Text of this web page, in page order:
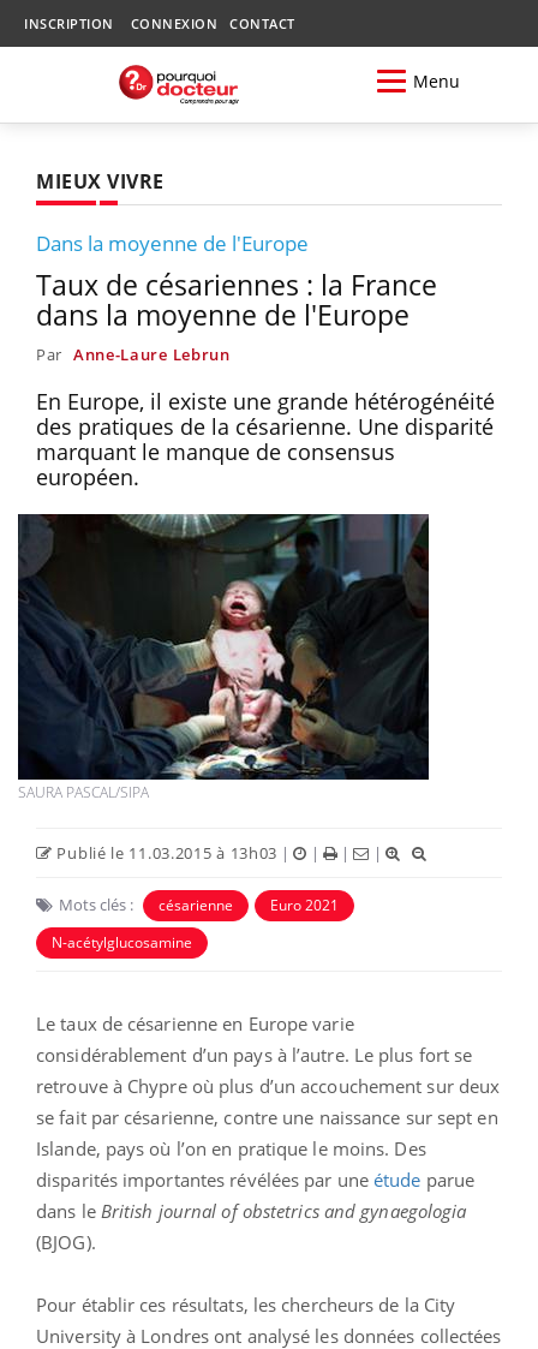
INSCRIPTION CONNEXION CONTACT
Menu
MIEUX VIVRE
Dans la moyenne de l'Europe
Taux de césariennes : la France
dans la moyenne de l'Europe
Par Anne-Laure Lebrun
En Europe, il existe une grande hétérogénéité
des pratiques de la césarienne. Une disparité
marquant le manque de consensus
européen.
SAURA PASCAL/SIPA
Publié le 11.03.2015 à 13h03 | | | |
Mots clés : césarienne
Euro 2021
N-acétylglucosamine
Le taux de césarienne en Europe varie
considérablement d’un pays à l’autre. Le plus fort se
retrouve à Chypre où plus d’un accouchement sur deux
se fait par césarienne, contre une naissance sur sept en
Islande, pays où l’on en pratique le moins. Des
disparités importantes révélées par uneétude parue
dans le British journal of obstetrics and gynaegologia
(BJOG).
Pour établir ces résultats, les chercheurs de la City
University à Londres ont analysé les données collectées